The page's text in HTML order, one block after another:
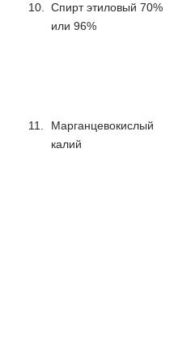
10. Спирт этиловый 70%
или 96%
11.
Марганцевокислый
калий